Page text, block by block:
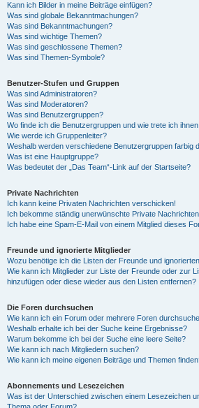
Kann ich Bilder in meine Beiträge einfügen?
Was sind globale Bekanntmachungen?
Was sind Bekanntmachungen?
Was sind wichtige Themen?
Was sind geschlossene Themen?
Was sind Themen-Symbole?
Benutzer-Stufen und Gruppen
Was sind Administratoren?
Was sind Moderatoren?
Was sind Benutzergruppen?
Wo finde ich die Benutzergruppen und wie trete ich
Wie werde ich Gruppenleiter?
Weshalb werden verschiedene Benutzergruppen farbig
Was ist eine Hauptgruppe?
Was bedeutet der „Das Team“-Link auf der Startseite?
Private Nachrichten
Ich kann keine Privaten Nachrichten verschicken!
Ich bekomme ständig unerwünschte Private
Ich habe eine Spam-E-Mail von einem Mitglied dieses
Freunde und ignorierte Mitglieder
Wozu benötige ich die Listen der Freunde und
Wie kann ich Mitglieder zur Liste der Freunde oder zur
hinzufügen oder diese wieder aus den Listen entfernen?
Die Foren durchsuchen
Wie kann ich ein Forum oder mehrere Foren
Weshalb erhalte ich bei der Suche keine Ergebnisse?
Warum bekomme ich bei der Suche eine leere Seite?
Wie kann ich nach Mitgliedern suchen?
Wie kann ich meine eigenen Beiträge und Themen
Abonnements und Lesezeichen
Was ist der Unterschied zwischen einem Lesezeichen